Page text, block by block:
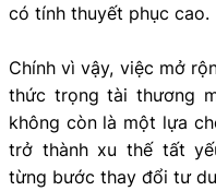
có tính thuyết phục cao.
Chính vì vậy, việc mở
thức trọng tài thương
không còn là một lựa
trở thành xu thế tất
từng bước thay đổi tư